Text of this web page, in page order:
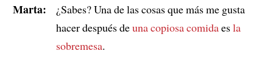
Marta:
¿Sabes? Una de las cosas que más me gusta
hacer después deuna copiosa comidaesla
sobremesa.